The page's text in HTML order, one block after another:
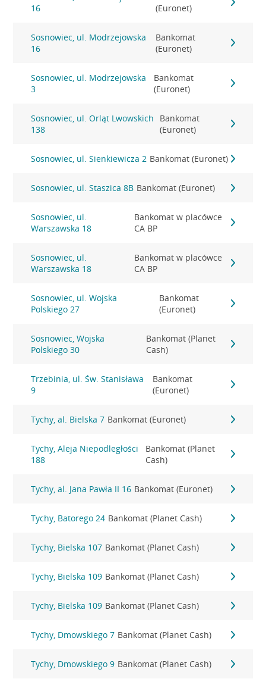
16
(Euronet)
Sosnowiec, ul. Modrzejowska
16
Bankomat
(Euronet)
Sosnowiec, ul. Modrzejowska
3
Bankomat
(Euronet)
Sosnowiec, ul. Orląt Lwowskich
138
Bankomat
(Euronet)
Sosnowiec, ul. Sienkiewicza 2 Bankomat (Euronet)
Sosnowiec, ul. Staszica 8B Bankomat (Euronet)
Sosnowiec, ul.
Warszawska 18
Bankomat w placówce
CA BP
Sosnowiec, ul.
Warszawska 18
Bankomat w placówce
CA BP
Sosnowiec, ul. Wojska
Polskiego 27
Bankomat
(Euronet)
Sosnowiec, Wojska
Polskiego 30
Bankomat (Planet
Cash)
Trzebinia, ul. Św. Stanisława
9
Bankomat
(Euronet)
Tychy, al. Bielska 7 Bankomat (Euronet)
Tychy, Aleja Niepodległości
188
Bankomat (Planet
Cash)
Tychy, al. Jana Pawła II 16 Bankomat (Euronet)
Tychy, Batorego 24 Bankomat (Planet Cash)
Tychy, Bielska 107 Bankomat (Planet Cash)
Tychy, Bielska 109 Bankomat (Planet Cash)
Tychy, Bielska 109 Bankomat (Planet Cash)
Tychy, Dmowskiego 7 Bankomat (Planet Cash)
Tychy, Dmowskiego 9 Bankomat (Planet Cash)